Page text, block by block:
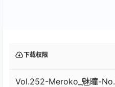
下载权限
Vol.252-Meroko_魅瞳-